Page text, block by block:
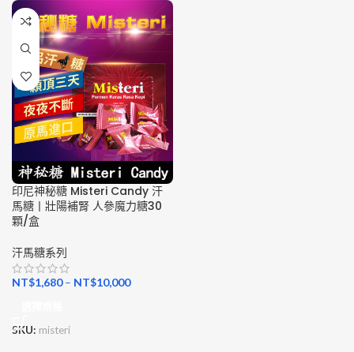
印尼神秘糖 Misteri Candy 汗
馬糖丨壯陽補腎 人參魔力糖30
顆/盒
汗馬糖系列
NT$1,680– NT$10,000
SKU: misteri